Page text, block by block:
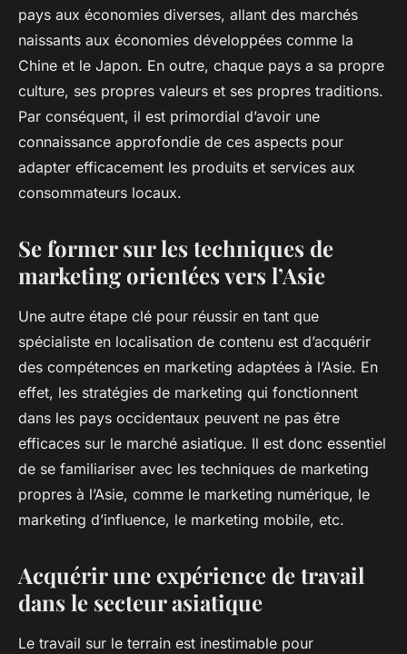
pays aux économies diverses, allant des marchés
naissants aux économies développées comme la
Chine et le Japon. En outre, chaque pays a sa propre
culture, ses propres valeurs et ses propres traditions.
Par conséquent, il est primordial d’avoir une
connaissance approfondie de ces aspects pour
adapter efficacement les produits et services aux
consommateurs locaux.
Se former sur les techniques de
marketing orientées vers l’Asie
Une autre étape clé pour réussir en tant que
spécialiste en localisation de contenu est d’acquérir
des compétences en marketing adaptées à l’Asie. En
effet, les stratégies de marketing qui fonctionnent
dans les pays occidentaux peuvent ne pas être
efficaces sur le marché asiatique. Il est donc essentiel
de se familiariser avec les techniques de marketing
propres à l’Asie, comme le marketing numérique, le
marketing d’influence, le marketing mobile, etc.
Acquérir une expérience de travail
dans le secteur asiatique
Le travail sur le terrain est inestimable pour